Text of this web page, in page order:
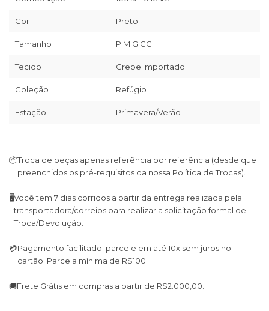
Cor Preto
Tamanho P M G GG
Tecido Crepe Importado
Coleção Refúgio
Estação Primavera/Verão
📦Troca de peças apenas referência por referência (desde que
preenchidos os pré-requisitos da nossa Política de Trocas).
🖥Você tem 7 dias corridos a partir da entrega realizada pela
transportadora/correios para realizar a solicitação formal de
Troca/Devolução.
💳Pagamento facilitado: parcele em até 10x sem juros no
cartão. Parcela mínima de R$100.
🚚Frete Grátis em compras a partir de R$2.000,00.